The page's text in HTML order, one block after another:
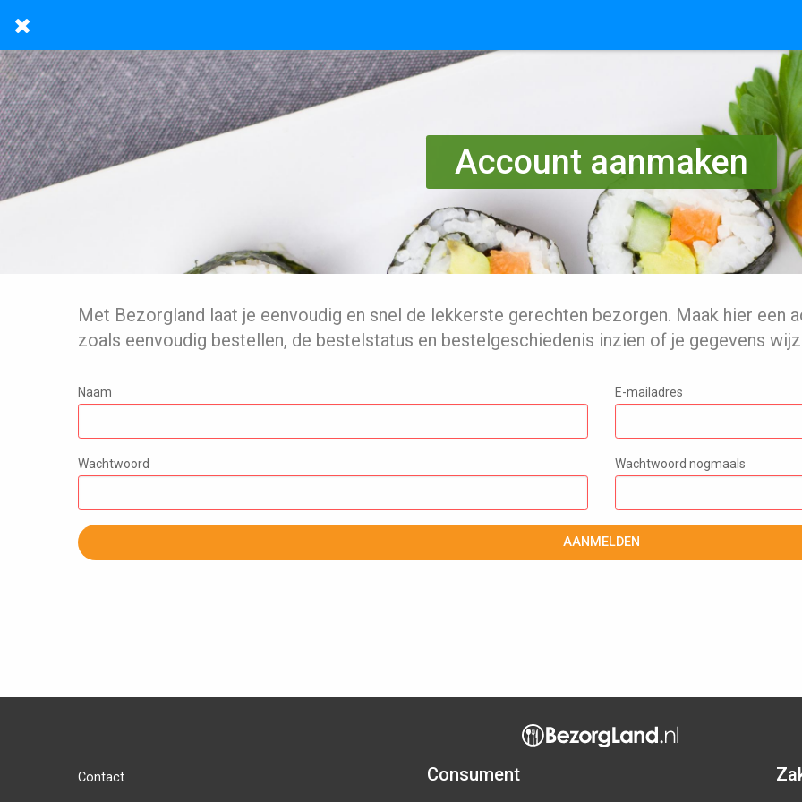
Account aanmaken
Met Bezorgland laat je eenvoudig en snel de lekkerste gerechten bezorgen. Maak hier een
zoals eenvoudig bestellen, de bestelstatus en bestelgeschiedenis inzien of je gegevens
Naam E-mailadres
Wachtwoord Wachtwoord nogmaals
AANMELDEN
Contact Consument